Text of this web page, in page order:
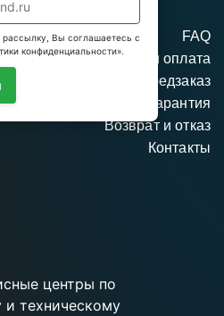
Вы соглашаетесь с
конфиденциальности».
FAQ
Доставка и оплата
Предзаказ
Гарантия
Возврат и отказ
Контакты
центры по
и техническому